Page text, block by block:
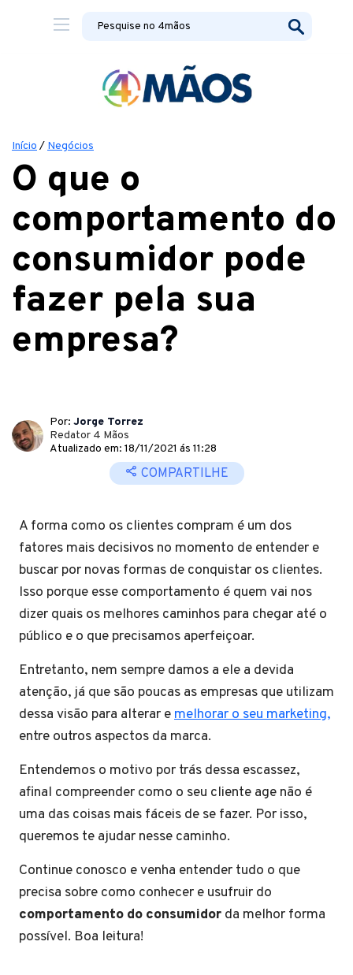
Início / Negócios
O que o
comportamento do
consumidor pode
fazer pela sua
empresa?
Por: Jorge Torrez
Redator 4 Mãos
Atualizado em: 18/11/2021 ás 11:28
COMPARTILHE
A forma como os clientes compram é um dos
fatores mais decisivos no momento de entender e
buscar por novas formas de conquistar os clientes.
Isso porque esse comportamento é quem vai nos
dizer quais os melhores caminhos para chegar até o
público e o que precisamos aperfeiçoar.
Entretanto, nem sempre damos a ele a devida
atenção, já que são poucas as empresas que utilizam
dessa visão para alterar emelhorar o seu marketing,
entre outros aspectos da marca.
Entendemos o motivo por trás dessa escassez,
afinal compreender como o seu cliente age não é
uma das coisas mais fáceis de se fazer. Por isso,
queremos te ajudar nesse caminho.
Continue conosco e venha entender tudo o que
precisa sobre como conhecer e usufruir do
comportamento do consumidor da melhor forma
possível. Boa leitura!